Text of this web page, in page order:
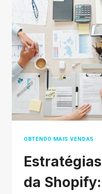
OBTENDO MAIS VENDAS
da